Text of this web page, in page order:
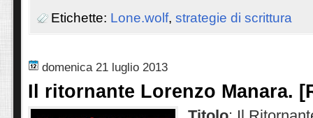
Etichette: Lone.wolf, strategie di scrittura
domenica 21 luglio 2013
Il ritornante Lorenzo Manara.